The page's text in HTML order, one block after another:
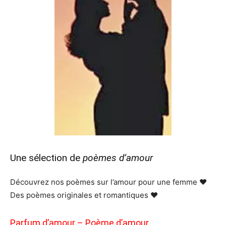
Une sélection de poèmes d’amour
Découvrez nos poèmes sur l’amour pour une femme ❤
Des poèmes originales et romantiques ❤
Parfum d’amour – Poème d’amour